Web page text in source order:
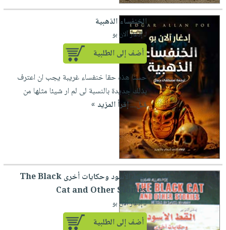
الخنفساء الذهبية
لـ إدغار آلان بو
أضف إلى الطلبية
حسنا هذه حقا خنفساء غريبة يجب ان اعترف
بذلك جديدة بالنسبة لى لم ار شيئا مثلها من
قبل....إقرأ المزيد »
القط الأسود وحكايات أخرى The Black
Cat and Other Stories
لـ إدغار آلان بو
أضف إلى الطلبية